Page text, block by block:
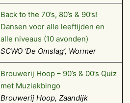
Back to the 70’s, 80’s & 90’s!
Dansen voor alle leeftijden en
alle niveaus (10 avonden)
SCWO ‘De Omslag’, Wormer
Brouwerij Hoop – 90’s & 00’s Quiz
met Muziekbingo
Brouwerij Hoop, Zaandijk